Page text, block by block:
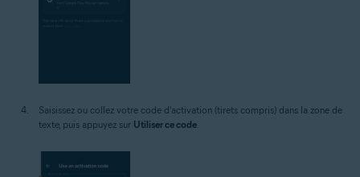
Saisissez ou collez votre code d'activation (tirets compris) dans la zone de
texte, puis appuyez sur Utiliser ce code